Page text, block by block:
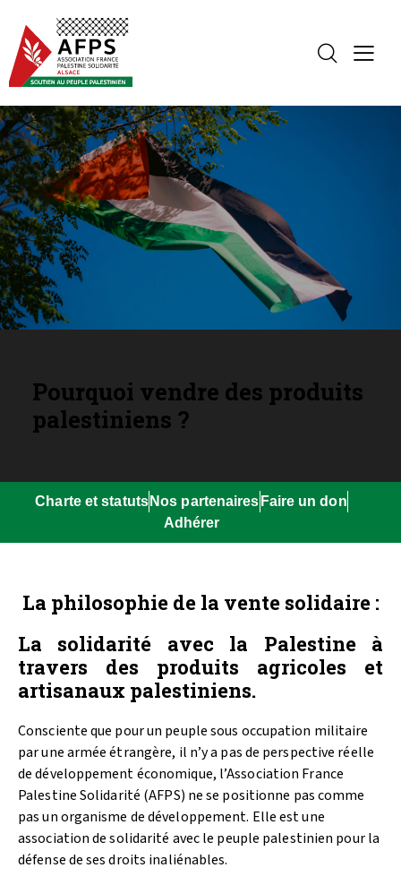
Pourquoi vendre des produits
palestiniens ?
Charte et statuts Nos partenaires Faire un don
Adhérer
La philosophie de la vente solidaire :
La solidarité avec la Palestine à
travers des produits agricoles et
artisanaux palestiniens.
Consciente que pour un peuple sous occupation militaire
par une armée étrangère, il n’y a pas de perspective réelle
de développement économique, l’Association France
Palestine Solidarité (AFPS) ne se positionne pas comme
pas un organisme de développement. Elle est une
association de solidarité avec le peuple palestinien pour la
défense de ses droits inaliénables.